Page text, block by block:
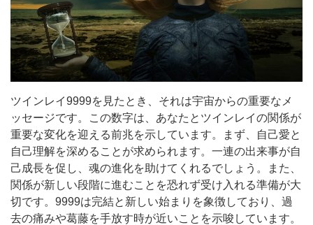
ツインレイ9999を見たとき、それは宇宙からの重要なメ
ッセージです。この数字は、あなたとツインレイの関係が
重要な変化を迎える前兆を示しています。まず、自己愛と
自己理解を深めることが求められます。一連の出来事が自
己成長を促し、魂の進化を助けてくれるでしょう。また、
関係が新しい段階に進むことを恐れず受け入れる準備が大
切です。9999は完結と新しい始まりを象徴しており、過
去の痛みや葛藤を手放す時が近いことを示唆しています。